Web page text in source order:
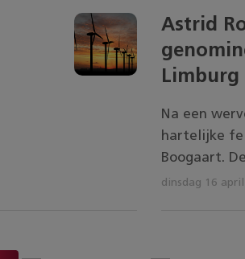
Astrid
Limburg
Na een
hartelijke
Boogaart.
dinsdag 16